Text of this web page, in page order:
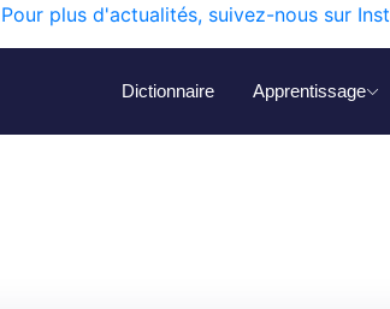
Pour plus d'actualités, suivez-nous sur
Dictionnaire Apprentissage